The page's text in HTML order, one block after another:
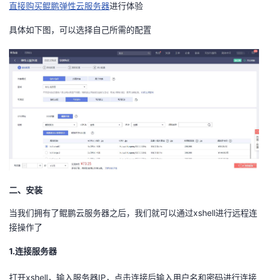
验
收
议
直接购买鲲鹏弹性云服务器进行体验
具体如下图，可以选择自己所需的配置
二、安装
当我们拥有了鲲鹏云服务器之后，我们就可以通过xshell进行远程连
接操作了
1.连接服务器
打开xshell，输入服务器IP，点击连接后输入用户名和密码进行连接